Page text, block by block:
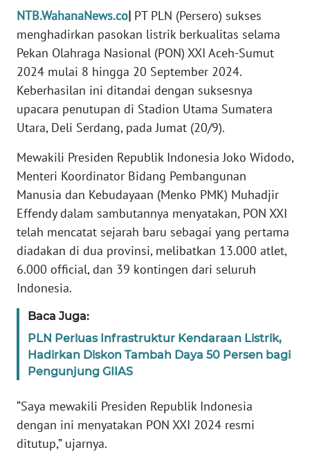
NTB.WahanaNews.co| PT PLN (Persero) sukses
menghadirkan pasokan listrik berkualitas selama
Pekan Olahraga Nasional (PON) XXI Aceh-Sumut
2024 mulai 8 hingga 20 September 2024.
Keberhasilan ini ditandai dengan suksesnya
upacara penutupan di Stadion Utama Sumatera
Utara, Deli Serdang, pada Jumat (20/9).
Mewakili Presiden Republik Indonesia Joko Widodo,
Menteri Koordinator Bidang Pembangunan
Manusia dan Kebudayaan (Menko PMK) Muhadjir
Effendy dalam sambutannya menyatakan, PON XXI
telah mencatat sejarah baru sebagai yang pertama
diadakan di dua provinsi, melibatkan 13.000 atlet,
6.000 official, dan 39 kontingen dari seluruh
Indonesia.
Baca Juga:
PLN Perluas Infrastruktur Kendaraan Listrik,
Hadirkan Diskon Tambah Daya 50 Persen bagi
Pengunjung GIIAS
“Saya mewakili Presiden Republik Indonesia
dengan ini menyatakan PON XXI 2024 resmi
ditutup,” ujarnya.
PEDOMAN
MEDIA
DISCLAIMER
Wahana
Regional
WN
SUMUT
WN
JAKARTA
WN
WN
BANTEN